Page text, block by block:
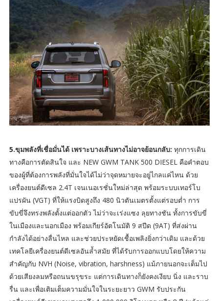
5.ขุมพลังที่เชื่อมั่นได้ เพราะบางเส้นทางไม่อาจย้อนกลับ: ทุกการเดิน
ทางคือการตัดสินใจ และ NEW GWM TANK 500 DIESEL คือคำตอบ
ของผู้ที่ต้องการพลังที่มั่นใจได้ไม่ว่าจุดหมายจะอยู่ไกลแค่ไหน ด้วย
เครื่องยนต์ดีเซล 2.4T เจนเนอเรชั่นใหม่ล่าสุด พร้อมระบบเทอร์โบ
แปรผัน (VGT) ที่ให้แรงบิดสูงถึง 480 นิวตันเมตรตั้งแต่รอบต่ำ การ
ขับขี่จึงทรงพลังตั้งแต่ออกตัว ไม่ว่าจะเร่งแซง ลุยทางชัน ทั้งการขับขี่
ในเมืองและนอกเมือง พร้อมเกียร์อัตโนมัติ 9 สปีด (9AT) ที่ส่งผ่าน
กำลังได้อย่างลื่นไหล และช่วยประหยัดเชื้อเพลิงยิ่งกว่าเดิม และด้วย
เทคโลยีเครื่องยนต์ดีเซลอันล้ำสมัย ที่ได้รับการออกแบบโดยให้ความ
สำคัญกับ NVH (Noise, vibration, harshness) แม้ภายนอกจะเต็มไป
ด้วยเสียงลมหรือถนนขรุขระ แต่การเดินทางก็ยังคงเงียบ นิ่ง และราบ
รื่น และเพื่อเติมเต็มความมั่นใจในระยะยาว GWM รับประกัน